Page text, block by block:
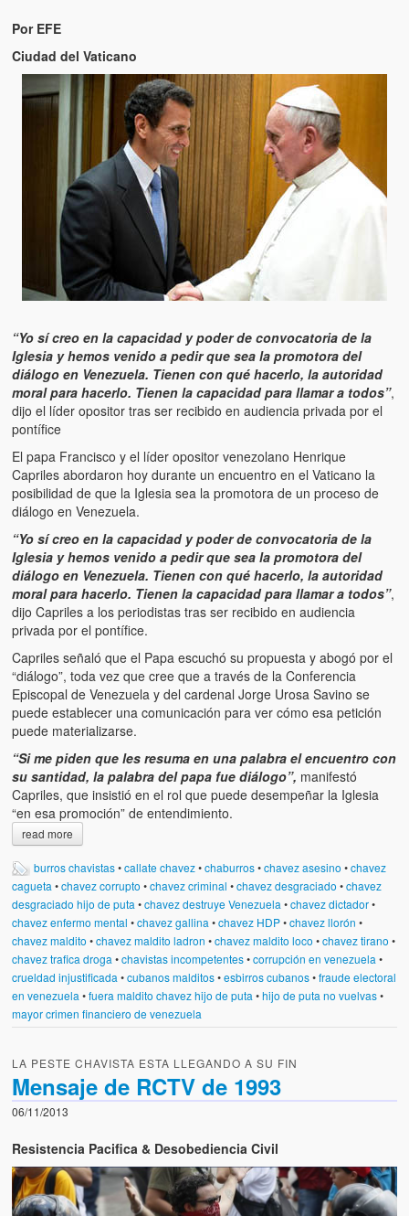
Por EFE
Ciudad del Vaticano
“Yo sí creo en la capacidad y poder de convocatoria de la
Iglesia y hemos venido a pedir que sea la promotora del
diálogo en Venezuela. Tienen con qué hacerlo, la autoridad
moral para hacerlo. Tienen la capacidad para llamar a todos”,
dijo el líder opositor tras ser recibido en audiencia privada por el
pontífice
El papa Francisco y el líder opositor venezolano Henrique
Capriles abordaron hoy durante un encuentro en el Vaticano la
posibilidad de que la Iglesia sea la promotora de un proceso de
diálogo en Venezuela.
“Yo sí creo en la capacidad y poder de convocatoria de la
Iglesia y hemos venido a pedir que sea la promotora del
diálogo en Venezuela. Tienen con qué hacerlo, la autoridad
moral para hacerlo. Tienen la capacidad para llamar a todos”,
dijo Capriles a los periodistas tras ser recibido en audiencia
privada por el pontífice.
Capriles señaló que el Papa escuchó su propuesta y abogó por el
“diálogo”, toda vez que cree que a través de la Conferencia
Episcopal de Venezuela y del cardenal Jorge Urosa Savino se
puede establecer una comunicación para ver cómo esa petición
puede materializarse.
“Si me piden que les resuma en una palabra el encuentro con
su santidad, la palabra del papa fue diálogo”, manifestó
Capriles, que insistió en el rol que puede desempeñar la Iglesia
“en esa promoción” de entendimiento.
read more
burros chavistas•callate chavez•chaburros•chavez asesino •chavez
cagueta •chavez corrupto •chavez criminal •chavez desgraciado •chavez
desgraciado hijo de puta •chavez destruye Venezuela •chavez dictador•
chavez enfermo mental •chavez gallina •chavez HDP•chavez llorón •
chavez maldito •chavez maldito ladron •chavez maldito loco •chavez tirano •
chavez trafica droga •chavistas incompetentes•corrupción en venezuela •
crueldad injustificada •cubanos malditos•esbirros cubanos•fraude electoral
en venezuela •fuera maldito chavez hijo de puta •hijo de puta no vuelvas•
mayor crimen financiero de venezuela
LA PESTE CHAVISTA ESTA LLEGANDO A SU FIN
Mensaje de RCTV de 1993
06/11/2013
Resistencia Pacifica & Desobediencia Civil